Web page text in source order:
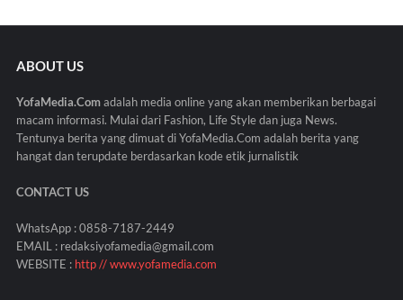
ABOUT US
YofaMedia.Comadalah media online yang akan memberikan berbagai
macam informasi. Mulai dari Fashion, Life Style dan juga News.
Tentunya berita yang dimuat di YofaMedia.Com adalah berita yang
hangat dan terupdate berdasarkan kode etik jurnalistik
CONTACT US
WhatsApp : 0858-7187-2449
EMAIL : redaksiyofamedia@gmail.com
WEBSITE : http // www.yofamedia.com